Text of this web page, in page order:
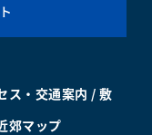
ス・交通案内 / 敷
郊マップ